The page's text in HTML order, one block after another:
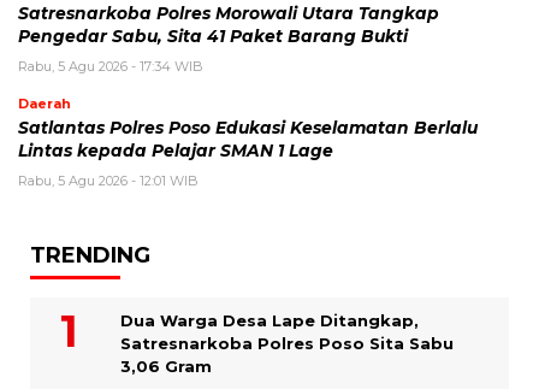
Satresnarkoba Polres Morowali Utara Tangkap
Pengedar Sabu, Sita 41 Paket Barang Bukti
Rabu, 5 Agu 2026 - 17:34 WIB
Daerah
Satlantas Polres Poso Edukasi Keselamatan Berlalu
Lintas kepada Pelajar SMAN 1 Lage
Rabu, 5 Agu 2026 - 12:01 WIB
TRENDING
Dua Warga Desa Lape Ditangkap,
Satresnarkoba Polres Poso Sita Sabu
3,06 Gram